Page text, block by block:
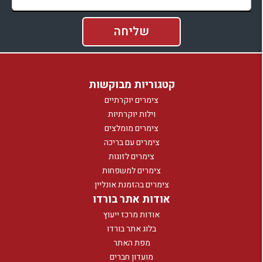
קטגוריות מבוקשות
צימרים יוקרתיים
וילות יוקרתיות
צימרים מומלצים
צימרים עם בריכה
צימרים לזוגות
צימרים למשפחות
צימרים בהזמנת אונליין
אודות אתר בורדו
אודות מרכז ייעוץ
בלוג אתר בורדו
מפת האתר
מועדון חברים